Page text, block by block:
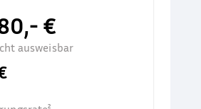
€
ausweisbar